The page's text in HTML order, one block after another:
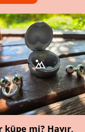
küpe mi? Hayır,